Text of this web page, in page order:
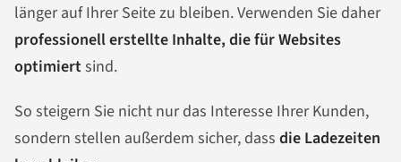
länger auf Ihrer Seite zu bleiben. Verwenden Sie daher
professionell erstellte Inhalte, die für Websites
optimiertsind.
So steigern Sie nicht nur das Interesse Ihrer Kunden,
sondern stellen außerdem sicher, dass die Ladezeiten